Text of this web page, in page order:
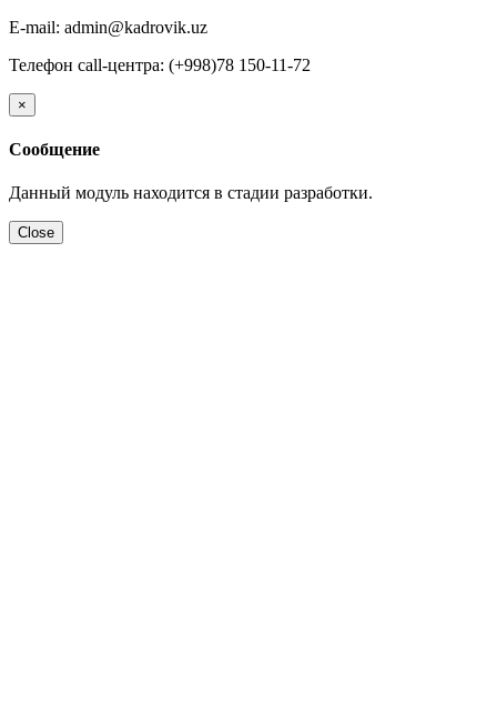
E-mail: admin@kadrovik.uz
Телефон call-центра: (+998)78 150-11-72
×
Сообщение
Данный модуль находится в стадии разработки.
Close